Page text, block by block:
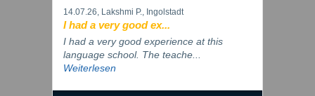
14.07.26, Lakshmi P., Ingolstadt
I had a very good ex...
I had a very good experience at this
language school. The teache...
Weiterlesen